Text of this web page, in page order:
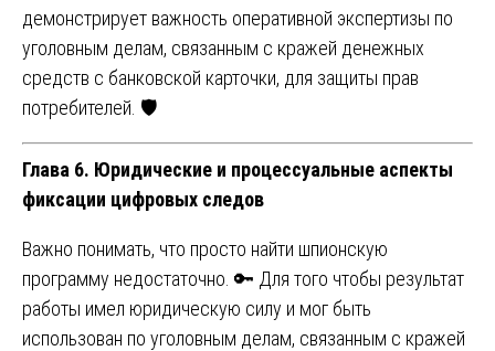
демонстрирует важность оперативной экспертизы по
уголовным делам, связанным с кражей денежных
средств с банковской карточки, для защиты прав
потребителей. 🛡️
Глава 6. Юридические и процессуальные аспекты
фиксации цифровых следов
Важно понимать, что просто найти шпионскую
программу недостаточно. 🔑 Для того чтобы результат
работы имел юридическую силу и мог быть
использован по уголовным делам, связанным с кражей